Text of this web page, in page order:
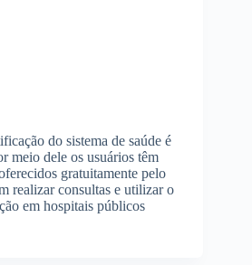
do sistema de saúde é
meio dele os usuários têm
gratuitamente pelo
realizar consultas e utilizar o
em hospitais públicos